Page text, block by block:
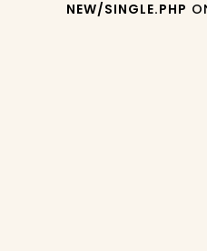
NEW/SINGLE.PHP